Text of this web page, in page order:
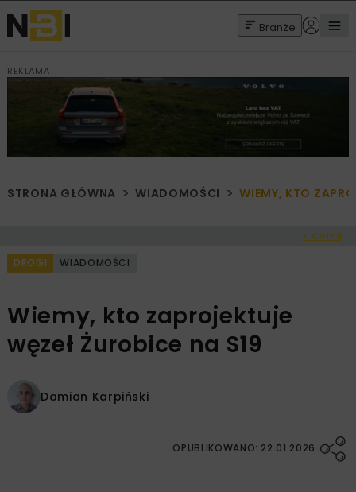
Branże
REKLAMA
STRONA GŁÓWNA WIADOMOŚCI WIEMY, KTO
< Cofnij
DROGI WIADOMOŚCI
Wiemy, kto zaprojektuje
węzeł Żurobice na S19
Damian Karpiński
OPUBLIKOWANO: 22.01.2026